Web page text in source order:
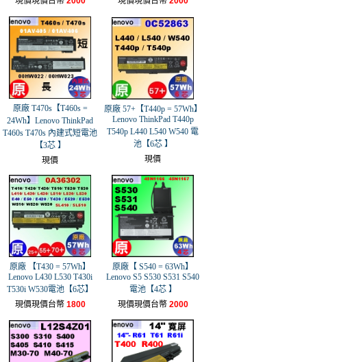
原廠 T470s【T460s =
24Wh】Lenovo ThinkPad
T460s T470s 內建式短電池
【3芯 】
現價
原廠 57+【T440p = 57Wh】
Lenovo ThinkPad T440p
T540p L440 L540 W540 電
池【6芯 】
現價
原廠 【T430 = 57Wh】
Lenovo L430 L530 T430i
T530i W530電池【6芯】
現價現價台幣 1800
原廠【 S540 = 63Wh】
Lenovo S5 S530 S531 S540
電池【4芯 】
現價現價台幣 2000